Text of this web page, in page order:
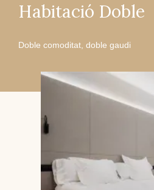
Habitació Doble
Doble comoditat, doble gaudi